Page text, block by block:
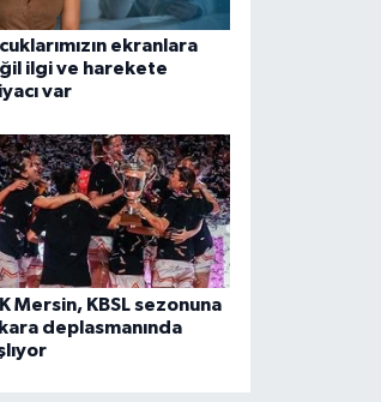
ekranlara
ilgi ve harekete
var
Mersin, KBSL sezonuna
deplasmanında